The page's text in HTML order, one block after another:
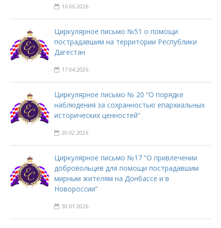
16.06.2026
Циркулярное письмо №51 о помощи
пострадавшим на территории Республики
Дагестан
17.04.2026
Циркулярное письмо № 20 “О порядке
наблюдения за сохранностью епархиальных
исторических ценностей”
20.02.2026
Циркулярное письмо №17 “О привлечении
добровольцев для помощи пострадавшим
мирным жителям на Донбассе и в
Новороссии”
30.01.2026